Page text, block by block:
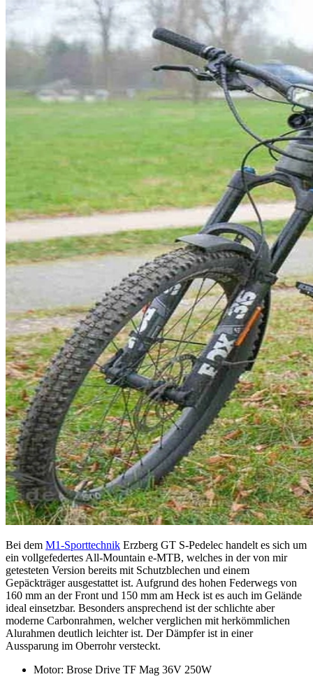
Bei dem M1-Sporttechnik Erzberg GT S-Pedelec handelt es sich um
ein vollgefedertes All-Mountain e-MTB, welches in der von mir
getesteten Version bereits mit Schutzblechen und einem
Gepäckträger ausgestattet ist. Aufgrund des hohen Federwegs von
160 mm an der Front und 150 mm am Heck ist es auch im Gelände
ideal einsetzbar. Besonders ansprechend ist der schlichte aber
moderne Carbonrahmen, welcher verglichen mit herkömmlichen
Alurahmen deutlich leichter ist. Der Dämpfer ist in einer
Aussparung im Oberrohr versteckt.
Motor: Brose Drive TF Mag 36V 250W